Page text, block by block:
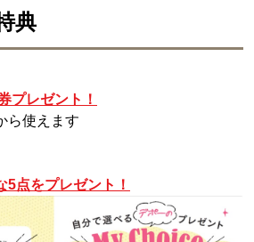
典
プレゼント！
ら使えます
5点をプレゼント！